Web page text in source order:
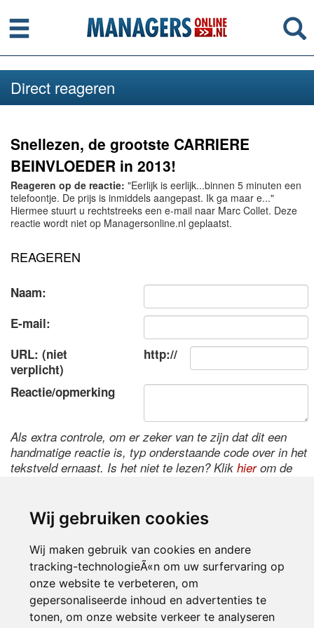
Wij gebruiken cookies
Wij maken gebruik van cookies en andere
tracking-technologieÃ«n om uw surfervaring op
onze website te verbeteren, om
gepersonaliseerde inhoud en advertenties te
tonen, om onze website verkeer te analyseren
Menu
Direct reageren
Snellezen, de grootste CARRIERE
BEINVLOEDER in 2013!
Reageren op de reactie: "Eerlijk is eerlijk...binnen 5 minuten een
telefoontje. De prijs is inmiddels aangepast. Ik ga maar e..."
Hiermee stuurt u rechtstreeks een e-mail naar Marc Collet. Deze
reactie wordt niet op Managersonline.nl geplaatst.
REAGEREN
Naam:
E-mail:
URL: (niet
verplicht)
http://
Reactie/opmerking
Als extra controle, om er zeker van te zijn dat dit een
handmatige reactie is, typ onderstaande code over in het
tekstveld ernaast. Is het niet te lezen? Klik hierom de